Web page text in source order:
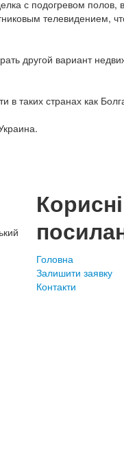
с подогревом
телевидением,
другой вариант
в таких странах как
Корисні
Головна
Залишити заявку
Контакти